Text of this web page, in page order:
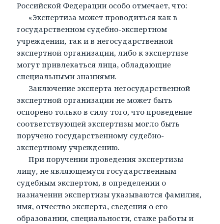
Российской Федерации особо отмечает, что:
«Экспертиза может проводиться как в
государственном судебно-экспертном
учреждении, так и в негосударственной
экспертной организации, либо к экспертизе
могут привлекаться лица, обладающие
специальными знаниями.
Заключение эксперта негосударственной
экспертной организации не может быть
оспорено только в силу того, что проведение
соответствующей экспертизы могло быть
поручено государственному судебно-
экспертному учреждению.
При поручении проведения экспертизы
лицу, не являющемуся государственным
судебным экспертом, в определении о
назначении экспертизы указываются фамилия,
имя, отчество эксперта, сведения о его
образовании, специальности, стаже работы и